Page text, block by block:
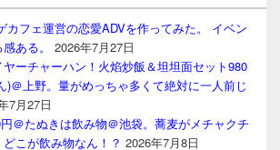
カフェ運営の恋愛ADVを作ってみた。 イベン
ある。
2026年7月27日
ーチャーハン！火焰炒飯＆坦坦面セット980
)＠上野。量がめっちゃ多くて絶対に一人前じ
7月27日
＠たぬきは飲み物＠池袋。蕎麦がメチャクチ
こが飲み物なん！？ 2026年7月8日